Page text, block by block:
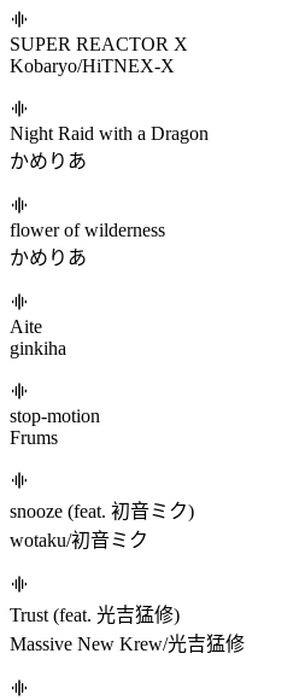
Gate One
aran
Invisible Frenzy -Genuine Version-
Kobaryo
飄える翼追い掛けて ～終𫍄～
かめりあ
春嵐
john/初音ミク
多次元宇宙融合論 (feat. つぐ)
TAKIO/つぐ
SUPER REACTOR X
Kobaryo/HiTNEX-X
Night Raid with a Dragon
かめりあ
flower of wilderness